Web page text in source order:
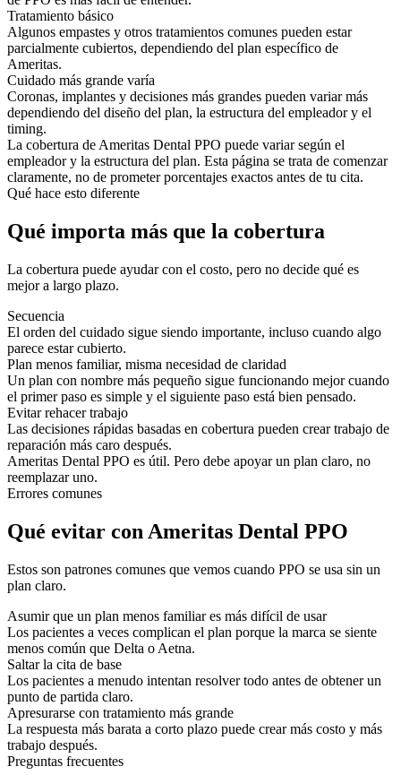
Tratamiento básico
Algunos empastes y otros tratamientos comunes pueden estar
parcialmente cubiertos, dependiendo del plan específico de
Ameritas.
Cuidado más grande varía
Coronas, implantes y decisiones más grandes pueden variar más
dependiendo del diseño del plan, la estructura del empleador y el
timing.
La cobertura de Ameritas Dental PPO puede variar según el
empleador y la estructura del plan. Esta página se trata de comenzar
claramente, no de prometer porcentajes exactos antes de tu cita.
Qué hace esto diferente
Qué importa más que la cobertura
La cobertura puede ayudar con el costo, pero no decide qué es
mejor a largo plazo.
Secuencia
El orden del cuidado sigue siendo importante, incluso cuando algo
parece estar cubierto.
Plan menos familiar, misma necesidad de claridad
Un plan con nombre más pequeño sigue funcionando mejor cuando
el primer paso es simple y el siguiente paso está bien pensado.
Evitar rehacer trabajo
Las decisiones rápidas basadas en cobertura pueden crear trabajo de
reparación más caro después.
Ameritas Dental PPO es útil. Pero debe apoyar un plan claro, no
reemplazar uno.
Errores comunes
Qué evitar con Ameritas Dental PPO
Estos son patrones comunes que vemos cuando PPO se usa sin un
plan claro.
Asumir que un plan menos familiar es más difícil de usar
Los pacientes a veces complican el plan porque la marca se siente
menos común que Delta o Aetna.
Saltar la cita de base
Los pacientes a menudo intentan resolver todo antes de obtener un
punto de partida claro.
Apresurarse con tratamiento más grande
La respuesta más barata a corto plazo puede crear más costo y más
trabajo después.
Preguntas frecuentes